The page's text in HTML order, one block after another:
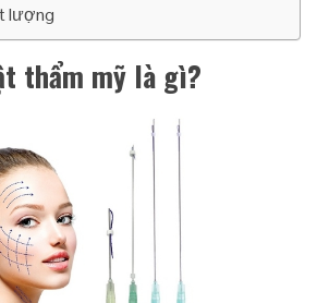
lượng
thẩm mỹ là gì?